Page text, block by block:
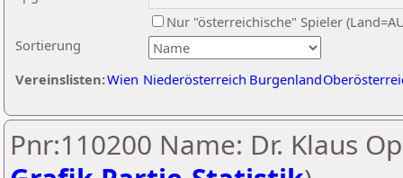
Sortierung
Nur "österreichische" Spieler
Vereinslisten:Wien Niederösterreich Burgenland
Pnr:110200 Name: Dr. Klaus